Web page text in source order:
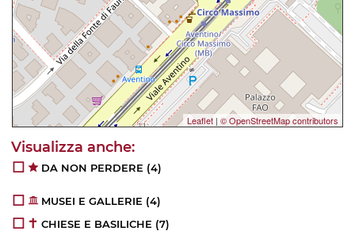
Leaflet | © OpenStreetMap contributors
DA NON PERDERE (4)
MUSEI E GALLERIE (4)
CHIESE E BASILICHE (7)